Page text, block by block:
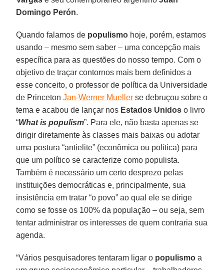
Domingo Perón.
Quando falamos de populismo hoje, porém, estamos
usando – mesmo sem saber – uma concepção mais
específica para as questões do nosso tempo. Com o
objetivo de traçar contornos mais bem definidos a
esse conceito, o professor de política da Universidade
de PrincetonJan-Werner Mueller se debruçou sobre o
tema e acabou de lançar nos Estados Unidos o livro
“What is populism”. Para ele, não basta apenas se
dirigir diretamente às classes mais baixas ou adotar
uma postura “antielite” (econômica ou política) para
que um político se caracterize como populista.
Também é necessário um certo desprezo pelas
instituições democráticas e, principalmente, sua
insistência em tratar “o povo” ao qual ele se dirige
como se fosse os 100% da população – ou seja, sem
tentar administrar os interesses de quem contraria sua
agenda.
“Vários pesquisadores tentaram ligar o populismo a